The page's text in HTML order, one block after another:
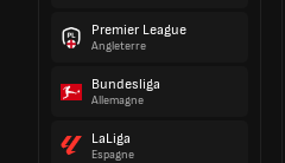
Premier League
Angleterre
Bundesliga
Allemagne
LaLiga
Espagne